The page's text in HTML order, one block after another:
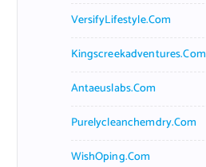
VersifyLifestyle.com
Kingscreekadventures.com
Antaeuslabs.com
Purelycleanchemdry.com
WishOping.com